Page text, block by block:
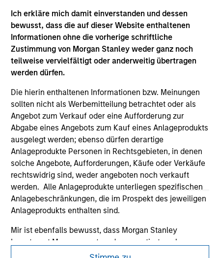
Ich erkläre mich damit einverstanden und dessen
bewusst, dass die auf dieser Website enthaltenen
Informationen ohne die vorherige schriftliche
Zustimmung von Morgan Stanley weder ganz noch
teilweise vervielfältigt oder anderweitig übertragen
werden dürfen.
Die hierin enthaltenen Informationen bzw. Meinungen
sollten nicht als Werbemitteilung betrachtet oder als
Angebot zum Verkauf oder eine Aufforderung zur
Abgabe eines Angebots zum Kauf eines Anlageprodukts
ausgelegt werden; ebenso dürfen derartige
Anlageprodukte Personen in Rechtsgebieten, in denen
solche Angebote, Aufforderungen, Käufe oder Verkäufe
rechtswidrig sind, weder angeboten noch verkauft
werden. Alle Anlageprodukte unterliegen spezifischen
Anlagebeschränkungen, die im Prospekt des jeweiligen
Anlageprodukts enthalten sind.
Mir ist ebenfalls bewusst, dass Morgan Stanley
Investment Management weder garantiert noch
gewährleistet, dass jegliche Informationen auf dieser
information contained in any hyperlinked site. In no event
shall we be responsible for the information contained on
the site or your use of such site.
Morgan Stanley
Morgan Stanley Careers